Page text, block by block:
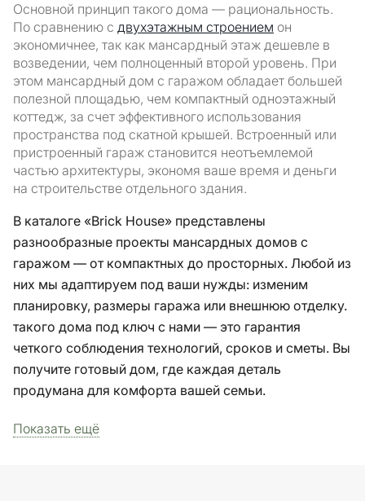
Основной принцип такого дома — рациональность.
По сравнению с двухэтажным строением он
экономичнее, так как мансардный этаж дешевле в
возведении, чем полноценный второй уровень. При
этом мансардный дом с гаражом обладает большей
полезной площадью, чем компактный одноэтажный
коттедж, за счет эффективного использования
пространства под скатной крышей. Встроенный или
пристроенный гараж становится неотъемлемой
частью архитектуры, экономя ваше время и деньги
на строительстве отдельного здания.
В каталоге «Brick House» представлены
разнообразные проекты мансардных домов с
гаражом — от компактных до просторных. Любой из
них мы адаптируем под ваши нужды: изменим
планировку, размеры гаража или внешнюю отделку.
такого дома под ключ с нами — это гарантия
четкого соблюдения технологий, сроков и сметы. Вы
получите готовый дом, где каждая деталь
продумана для комфорта вашей семьи.
Показать ещё